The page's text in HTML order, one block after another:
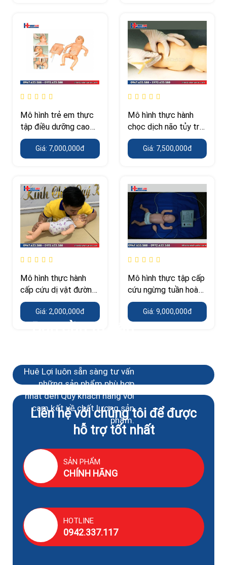
Mô hình trẻ em thực
tập điều dưỡng cao
cấp
Giá: 7,000,000đ
Mô hình thực hành
chọc dịch não tủy trẻ
em
Giá: 7,500,000đ
Mô hình thực hành
cấp cứu dị vật đường
thở ở trẻ em
Giá: 2,000,000đ
Mô hình thực tập cấp
cứu ngừng tuần hoàn
trên trẻ sơ sinh
Giá: 9,000,000đ
Bạn cần tư vấn
Huê Lợi luôn sẵn sàng tư vấn
những sản phẩm phù hợp
nhất đến Quý khách hàng với
cam kết về chất lượng sản
phẩm.
Liên hệ với chúng tôi để được
hỗ trợ tốt nhất
SẢN PHẨM
CHÍNH HÃNG
HOTLINE
0942.337.117